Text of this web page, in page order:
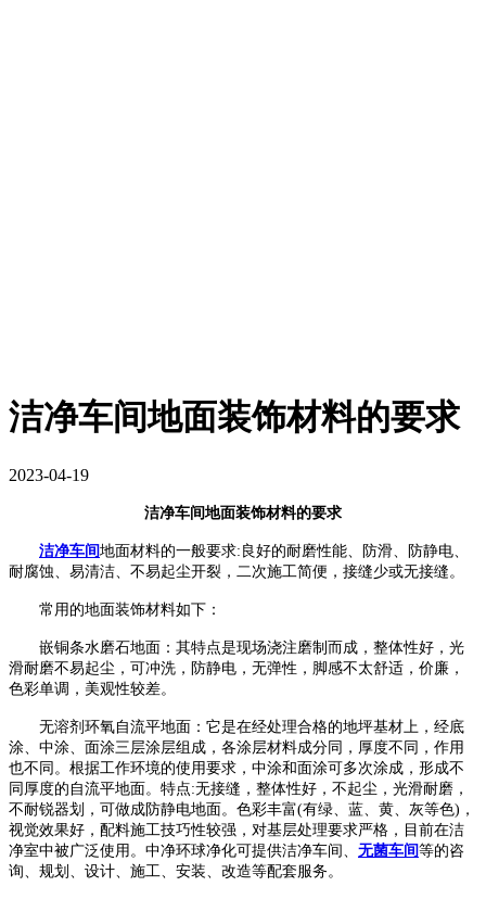
洁净车间地面装饰材料的要求
2023-04-19
洁净车间地面装饰材料的要求
洁净车间地面材料的一般要求: 良好的耐磨性能、防滑、防静电、
耐腐蚀、易清洁、不易起尘开裂，二次施工简便，接缝少或无接缝。
常用的地面装饰材料如下：
嵌铜条水磨石地面：其特点是现场浇注磨制而成，整体性好，光
滑耐磨不易起尘，可冲洗，防静电，无弹性，脚感不太舒适，价廉，
色彩单调，美观性较差。
无溶剂环氧自流平地面：它是在经处理合格的地坪基材上，经底
涂、中涂、面涂三层涂层组成，各涂层材料成分同，厚度不同，作用
也不同。根据工作环境的使用要求，中涂和面涂可多次涂成，形成不
同厚度的自流平地面。特点:无接缝，整体性好，不起尘，光滑耐磨，
不耐锐器划，可做成防静电地面。色彩丰富(有绿、蓝、黄、灰等色) ，
视觉效果好，配料施工技巧性较强，对基层处理要求严格，目前在洁
净室中被广泛使用。 中净环球净化可提供洁净车间、 无菌车间等的咨
询、规划、设计、施工、安装、改造等配套服务。